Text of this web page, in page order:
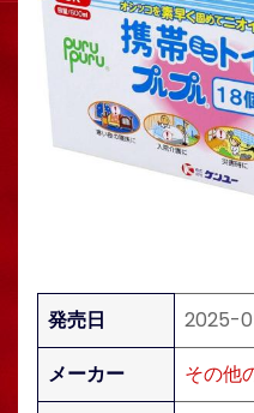
発売日
2025-
メーカー
その他